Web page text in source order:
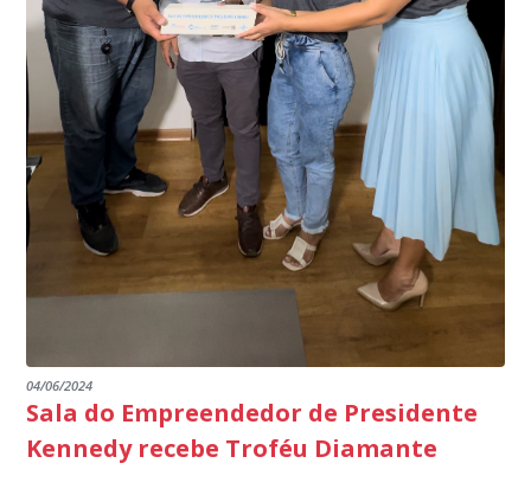
segurança da nossa cidade”, destaca o prefeito Dorlei
Fontão.
04/06/2024
Sala do Empreendedor de Presidente
Kennedy recebe Troféu Diamante